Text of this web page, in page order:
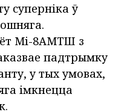
суперніка ў
Мі-8АМТШ з
падтрымку
у тых умовах,
імкнецца